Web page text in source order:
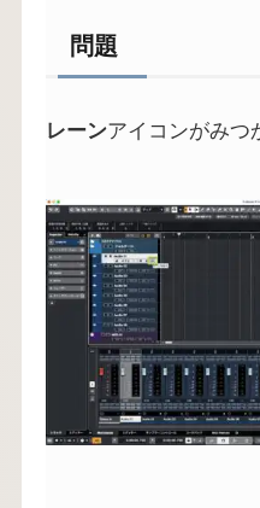
問題
レーンアイコンがみつ